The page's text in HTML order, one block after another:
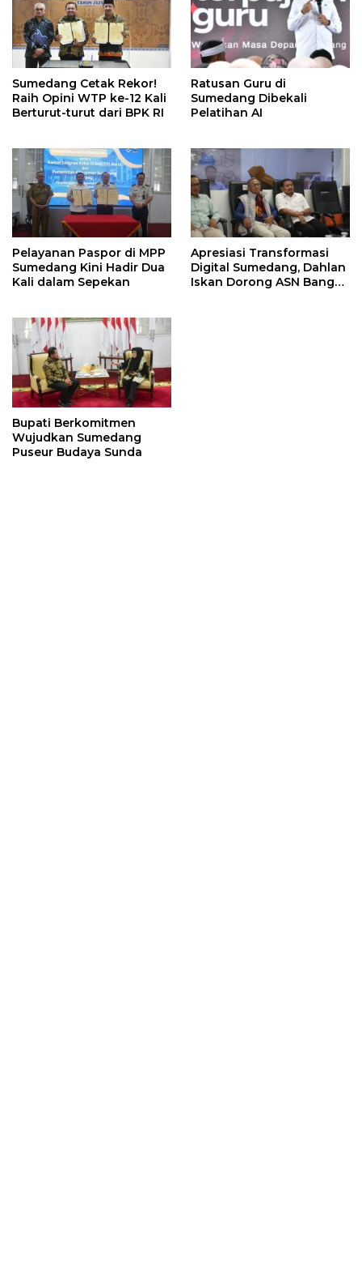
Sumedang Cetak Rekor!
Raih Opini WTP ke-12 Kali
Berturut-turut dari BPK RI
Ratusan Guru di
Sumedang Dibekali
Pelatihan AI
Pelayanan Paspor di MPP
Sumedang Kini Hadir Dua
Kali dalam Sepekan
Apresiasi Transformasi
Digital Sumedang, Dahlan
Iskan Dorong ASN Bangun
Bupati Berkomitmen
Wujudkan Sumedang
Puseur Budaya Sunda